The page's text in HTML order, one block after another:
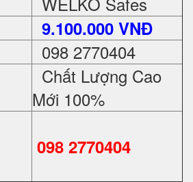
9.100.000 VNĐ
098 2770404
Chất Lượng Cao
Mới 100%
098 2770404